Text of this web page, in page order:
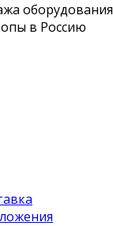
оборудования
в Россию